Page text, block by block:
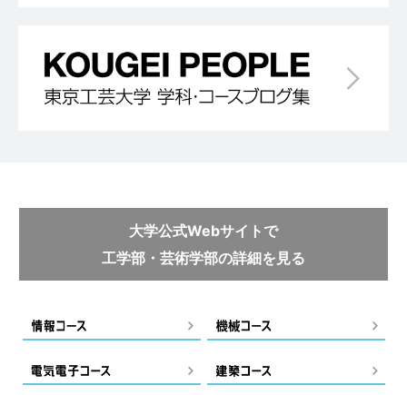
大学公式Webサイトで
工学部・芸術学部の詳細を見る